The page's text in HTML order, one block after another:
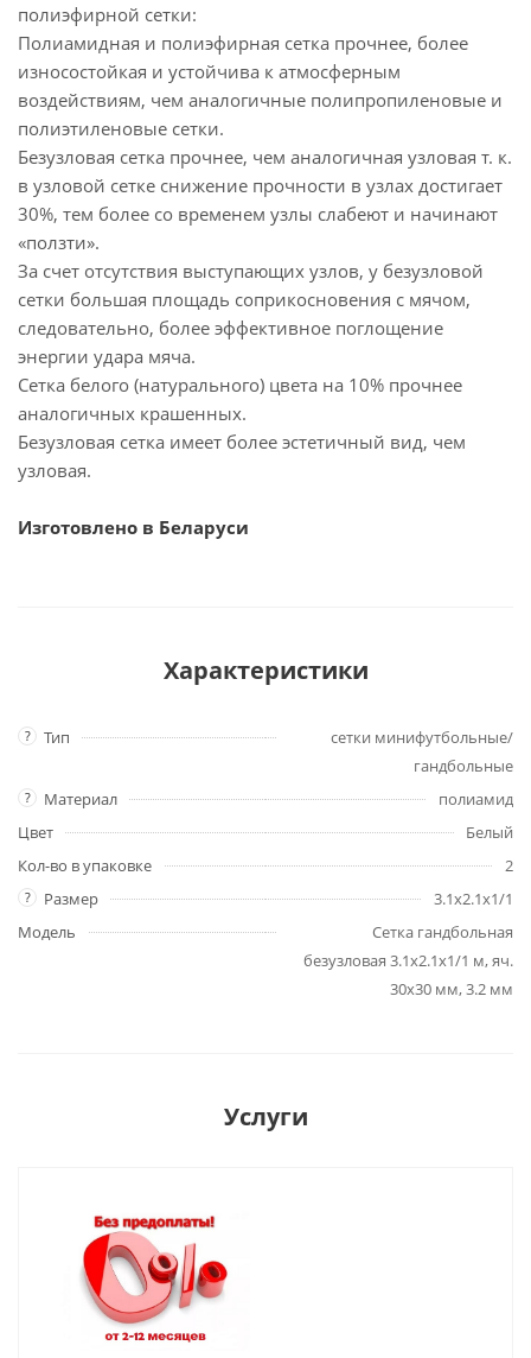
полиэфирной сетки:
Полиамидная и полиэфирная сетка прочнее, более
износостойкая и устойчива к атмосферным
воздействиям, чем аналогичные полипропиленовые и
полиэтиленовые сетки.
Безузловая сетка прочнее, чем аналогичная узловая т. к.
в узловой сетке снижение прочности в узлах достигает
30%, тем более со временем узлы слабеют и начинают
«ползти».
За счет отсутствия выступающих узлов, у безузловой
сетки большая площадь соприкосновения с мячом,
следовательно, более эффективное поглощение
энергии удара мяча.
Сетка белого (натурального) цвета на 10% прочнее
аналогичных крашенных.
Безузловая сетка имеет более эстетичный вид, чем
узловая.
Изготовлено в Беларуси
Характеристики
? Тип
сетки минифутбольные/
гандбольные
? Материал
полиамид
Цвет
Белый
Кол-во в упаковке
2
? Размер
3.1х2.1х1/1
Модель
Сетка гандбольная
безузловая 3.1х2.1х1/1 м, яч.
30х30 мм, 3.2 мм
Услуги